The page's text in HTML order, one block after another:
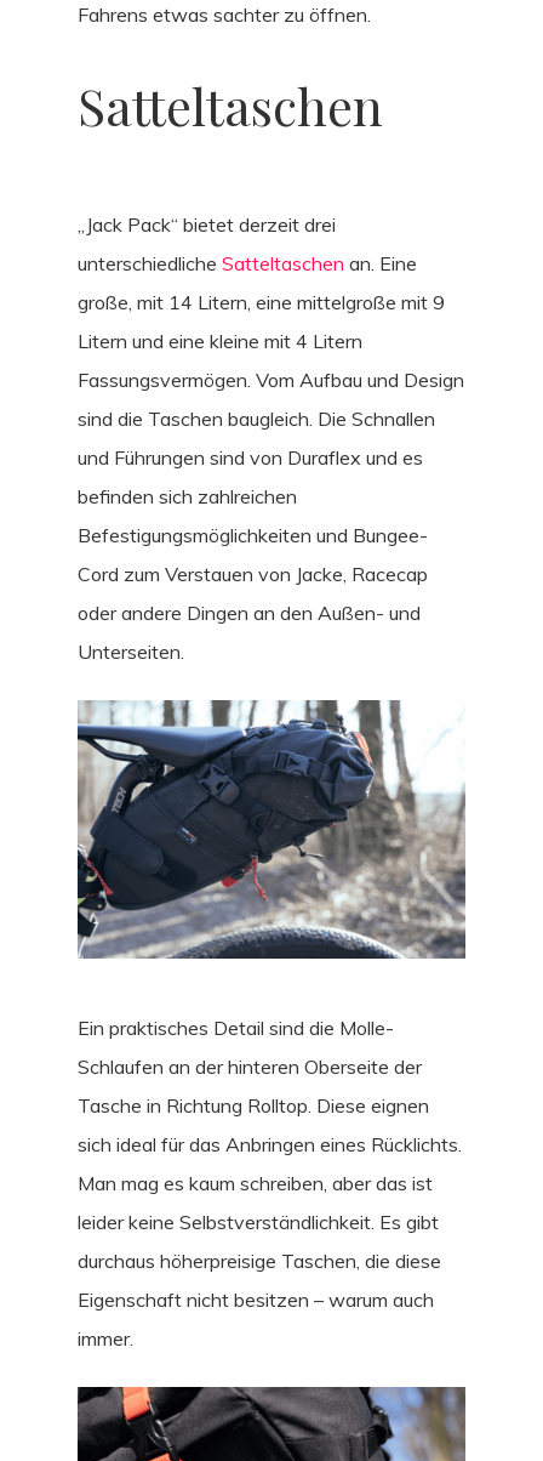
Fahrens etwas sachter zu öffnen.
Satteltaschen
„Jack Pack“ bietet derzeit drei
unterschiedliche Satteltaschen an. Eine
große, mit 14 Litern, eine mittelgroße mit 9
Litern und eine kleine mit 4 Litern
Fassungsvermögen. Vom Aufbau und Design
sind die Taschen baugleich. Die Schnallen
und Führungen sind von Duraflex und es
befinden sich zahlreichen
Befestigungsmöglichkeiten und Bungee-
Cord zum Verstauen von Jacke, Racecap
oder andere Dingen an den Außen- und
Unterseiten.
Ein praktisches Detail sind die Molle-
Schlaufen an der hinteren Oberseite der
Tasche in Richtung Rolltop. Diese eignen
sich ideal für das Anbringen eines Rücklichts.
Man mag es kaum schreiben, aber das ist
leider keine Selbstverständlichkeit. Es gibt
durchaus höherpreisige Taschen, die diese
Eigenschaft nicht besitzen – warum auch
immer.